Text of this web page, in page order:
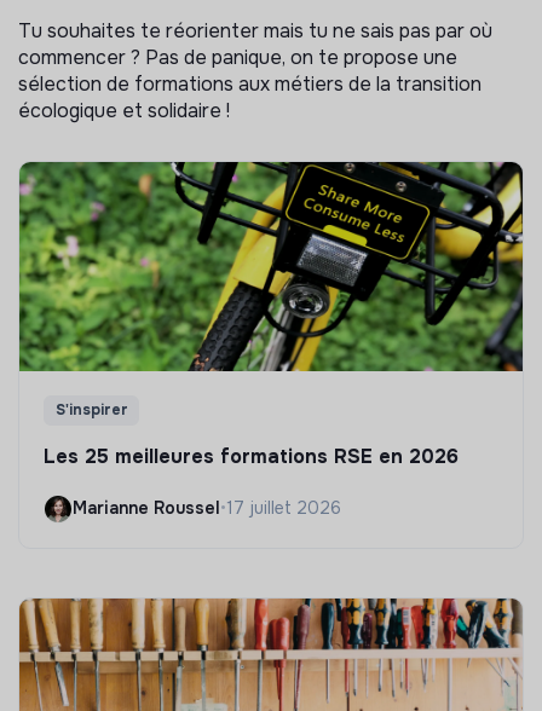
Tu souhaites te réorienter mais tu ne sais pas par où
commencer ? Pas de panique, on te propose une
sélection de formations aux métiers de la transition
écologique et solidaire !
S'inspirer
Les 25 meilleures formations RSE en 2026
Marianne Roussel•17 juillet 2026